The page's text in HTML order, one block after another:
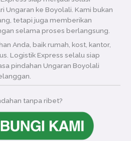
Ungaran ke Boyolali. Kami bukan
tetapi juga memberikan
selama proses berlangsung.
Anda, baik rumah, kost, kantor,
Logistik Express selalu siap
pindahan Ungaran Boyolali
tanpa ribet?